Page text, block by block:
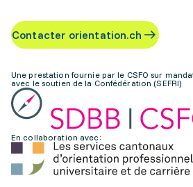
Contacter orientation.ch
Une prestation fournie par le CSFO sur
avec le soutien de la Confédération (SEFRI)
En collaboration avec: